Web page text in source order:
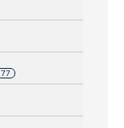
77